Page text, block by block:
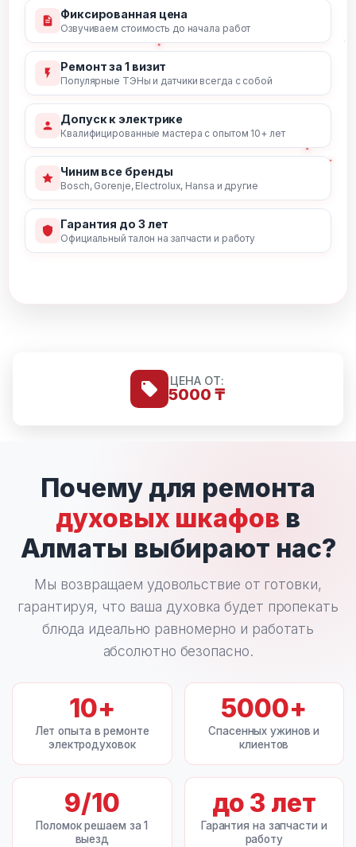
Фиксированная цена
Озвучиваем стоимость до начала работ
Ремонт за 1 визит
Популярные ТЭНы и датчики всегда с собой
Допуск к электрике
Квалифицированные мастера с опытом 10+ лет
Чиним все бренды
Bosch, Gorenje, Electrolux, Hansa и другие
Гарантия до 3 лет
Официальный талон на запчасти и работу
ЦЕНА ОТ:
5000 ₸
Почему для ремонта
духовых шкафов в
Алматы выбирают нас?
Мы возвращаем удовольствие от готовки,
гарантируя, что ваша духовка будет пропекать
блюда идеально равномерно и работать
абсолютно безопасно.
10+
Лет опыта в ремонте
электродуховок
5000+
Спасенных ужинов и
клиентов
9/10
Поломок решаем за 1
выезд
до 3 лет
Гарантия на запчасти и
работу